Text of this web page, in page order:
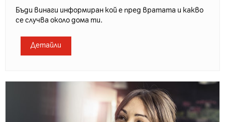
Бъди винаги информиран кой е пред вратата и какво
се случва около дома ти.
Детайли